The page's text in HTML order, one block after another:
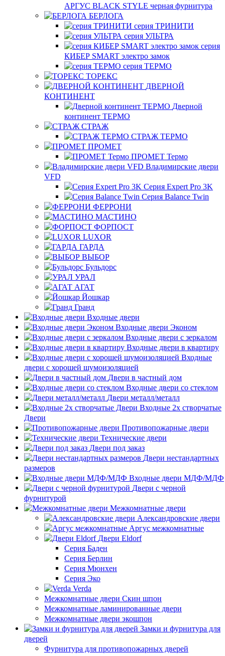
АРГУС BLACK STYLE черная фурнитура
БЕРЛОГА
серия ТРИНИТИ
серия УЛЬТРА
серия
КИБЕР SMART электро замок
серия ТЕРМО
ТОРЕКС
ДВЕРНОЙ
КОНТИНЕНТ
Дверной
континент ТЕРМО
СТРАЖ
СТРАЖ ТЕРМО
ПРОМЕТ
ПРОМЕТ Термо
Владимирские двери
VFD
Серия Expert Pro 3K
Серия Balance Twin
ФЕРРОНИ
МАСТИНО
ФОРПОСТ
LUXOR
ГАРДА
ВЫБОР
Бульдорс
УРАЛ
АГАТ
Йошкар
Гранд
Входные двери
Входные двери Эконом
Входные двери с зеркалом
Входные двери в квартиру
Входные
двери с хорошей шумоизоляцией
Двери в частный дом
Входные двери со стеклом
Двери металл/металл
Входные 2х створчатые
Двери
Противопожарные двери
Технические двери
Двери под заказ
Двери нестандартных
размеров
Входные двери МДФ/МДФ
Двери с черной
фурнитурой
Межкомнатные двери
Александровские двери
Аргус межкомнатные
Двери Eldorf
Серия Баден
Серия Берлин
Серия Мюнхен
Серия Эко
Verda
Межкомнатные двери Скин шпон
Межкомнатные ламинированные двери
Межкомнатные двери экошпон
Замки и фурнитура для
дверей
Фурнитура для противопожарных дверей